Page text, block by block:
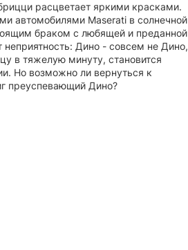
расцветает яркими красками.
автомобилями Maserati в солнечной
браком с любящей и преданной
Дино - совсем не Дино,
в тяжелую минуту, становится
Но возможно ли вернуться к
преуспевающий Дино?